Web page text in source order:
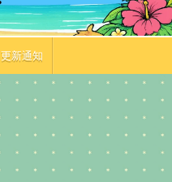
更新通知